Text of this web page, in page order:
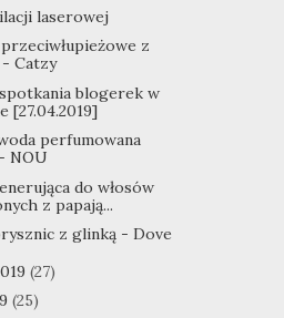
laserowej
z
Catzy
blogerek w
[27.04.2019]
perfumowana
NOU
do włosów
z papają...
z glinką - Dove
(27)
(25)